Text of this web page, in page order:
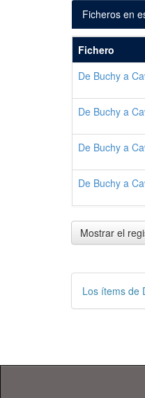
Ficheros en
Fichero
De Buchy a
De Buchy a
De Buchy a
De Buchy a
Mostrar el
Los ítems de